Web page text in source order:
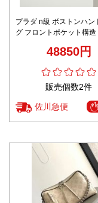
プラダ n級 ボストンハン
グ フロントポケット構造
48850円
販売個数2件
佐川急便